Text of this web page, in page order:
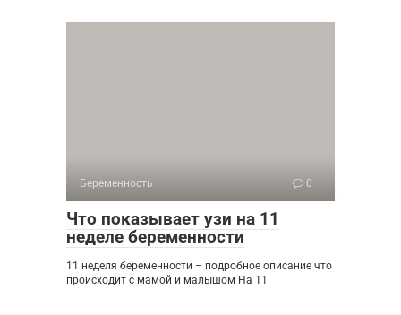
Беременность 0
Что показывает узи на 11
неделе беременности
11 неделя беременности – подробное описание что
происходит с мамой и малышом На 11